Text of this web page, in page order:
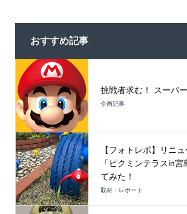
おすすめ記事
挑戦者求む！ スーパ
企画記事
【フォトレポ】リニ
「ピクミンテラスin宮
てみた！
取材・レポート